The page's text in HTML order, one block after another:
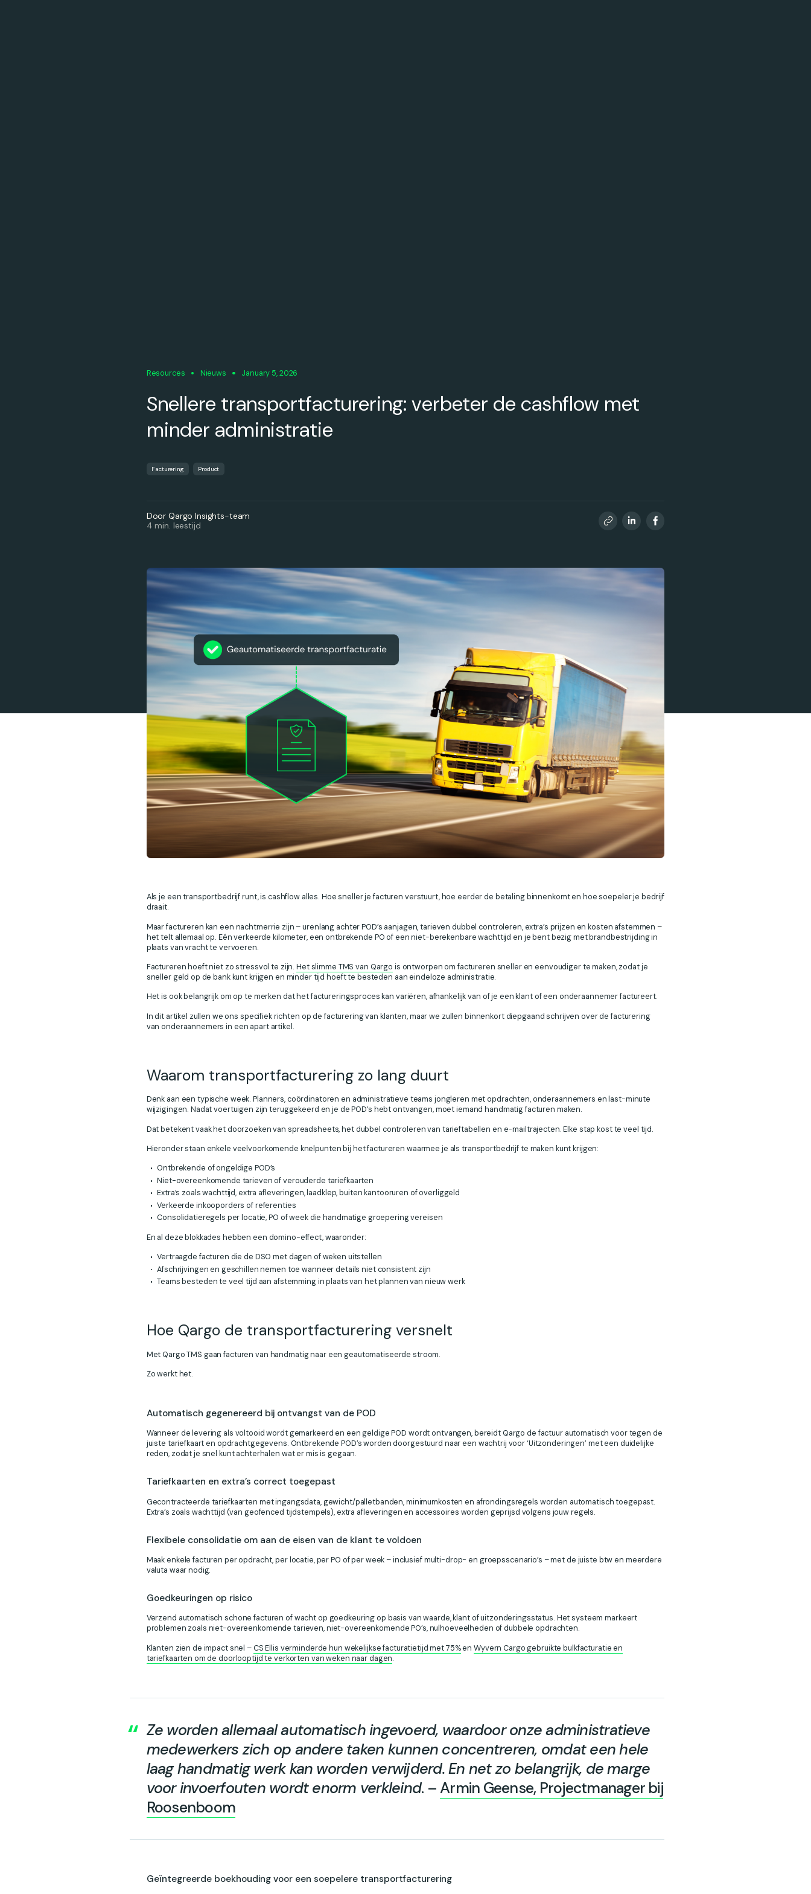
Resources Nieuws January 5, 2026
Snellere transportfacturering: verbeter de cashflow met
minder administratie
Facturering Product
Door Qargo Insights-team
4 min. leestijd
Als je een transportbedrijf runt, is cashflow alles. Hoe sneller je facturen verstuurt, hoe eerder de betaling binnenkomt en hoe soepeler je bedrijf
draait.
Maar factureren kan een nachtmerrie zijn – urenlang achter POD’s aanjagen, tarieven dubbel controleren, extra’s prijzen en kosten afstemmen –
het telt allemaal op. Eén verkeerde kilometer, een ontbrekende PO of een niet-berekenbare wachttijd en je bent bezig met brandbestrijding in
plaats van vracht te vervoeren.
Factureren hoeft niet zo stressvol te zijn.Het slimme TMS van Qargo is ontworpen om factureren sneller en eenvoudiger te maken, zodat je
sneller geld op de bank kunt krijgen en minder tijd hoeft te besteden aan eindeloze administratie.
Het is ook belangrijk om op te merken dat het factureringsproces kan variëren, afhankelijk van of je een klant of een onderaannemer factureert.
In dit artikel zullen we ons specifiek richten op de facturering van klanten, maar we zullen binnenkort diepgaand schrijven over de facturering
van onderaannemers in een apart artikel.
Waarom transportfacturering zo lang duurt
Denk aan een typische week. Planners, coördinatoren en administratieve teams jongleren met opdrachten, onderaannemers en last-minute
wijzigingen. Nadat voertuigen zijn teruggekeerd en je de POD’s hebt ontvangen, moet iemand handmatig facturen maken.
Dat betekent vaak het doorzoeken van spreadsheets, het dubbel controleren van tarieftabellen en e-mailtrajecten. Elke stap kost te veel tijd.
Hieronder staan enkele veelvoorkomende knelpunten bij het factureren waarmee je als transportbedrijf te maken kunt krijgen:
Ontbrekende of ongeldige POD’s
Niet-overeenkomende tarieven of verouderde tariefkaarten
Extra’s zoals wachttijd, extra afleveringen, laadklep, buiten kantooruren of overliggeld
Verkeerde inkooporders of referenties
Consolidatieregels per locatie, PO of week die handmatige groepering vereisen
En al deze blokkades hebben een domino-effect, waaronder:
Vertraagde facturen die de DSO met dagen of weken uitstellen
Afschrijvingen en geschillen nemen toe wanneer details niet consistent zijn
Teams besteden te veel tijd aan afstemming in plaats van het plannen van nieuw werk
Hoe Qargo de transportfacturering versnelt
Met Qargo TMS gaan facturen van handmatig naar een geautomatiseerde stroom.
Zo werkt het.
Automatisch gegenereerd bij ontvangst van de POD
Wanneer de levering als voltooid wordt gemarkeerd en een geldige POD wordt ontvangen, bereidt Qargo de factuur automatisch voor tegen de
juiste tariefkaart en opdrachtgegevens. Ontbrekende POD’s worden doorgestuurd naar een wachtrij voor ‘Uitzonderingen’ met een duidelijke
reden, zodat je snel kunt achterhalen wat er mis is gegaan.
Tariefkaarten en extra’s correct toegepast
Gecontracteerde tariefkaarten met ingangsdata, gewicht/palletbanden, minimumkosten en afrondingsregels worden automatisch toegepast.
Extra’s zoals wachttijd (van geofenced tijdstempels), extra afleveringen en accessoires worden geprijsd volgens jouw regels.
Flexibele consolidatie om aan de eisen van de klant te voldoen
Maak enkele facturen per opdracht, per locatie, per PO of per week – inclusief multi-drop- en groepsscenario’s – met de juiste btw en meerdere
valuta waar nodig.
Goedkeuringen op risico
Verzend automatisch schone facturen of wacht op goedkeuring op basis van waarde, klant of uitzonderingsstatus. Het systeem markeert
problemen zoals niet-overeenkomende tarieven, niet-overeenkomende PO’s, nulhoeveelheden of dubbele opdrachten.
Klanten zien de impact snel –CS Ellis verminderde hun wekelijkse facturatietijd met 75%enWyvern Cargo gebruikte bulkfacturatie en
tariefkaarten om de doorlooptijd te verkorten van weken naar dagen.
Ze worden allemaal automatisch ingevoerd, waardoor onze administratieve
medewerkers zich op andere taken kunnen concentreren, omdat een hele
laag handmatig werk kan worden verwijderd. En net zo belangrijk, de marge
voor invoerfouten wordt enorm verkleind. –Armin Geense, Projectmanager bij
Roosenboom
Geïntegreerde boekhouding voor een soepelere transportfacturering